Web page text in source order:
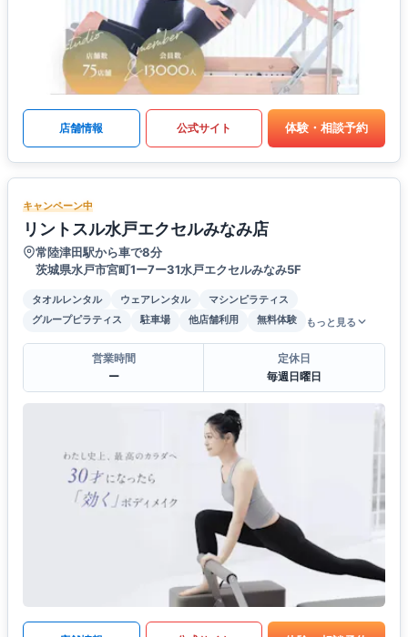
店舗情報 公式サイト 体験・相談予約
キャンペーン中
リントスル水戸エクセルみなみ店
常陸津田駅から車で8分
茨城県水戸市宮町1ー7ー31水戸エクセルみなみ5F
タオルレンタル ウェアレンタル
マシンピラティス
グループピラティス
駐車場 他店舗利用 無料体験 もっと見る
営業時間
ー
定休日
毎週日曜日